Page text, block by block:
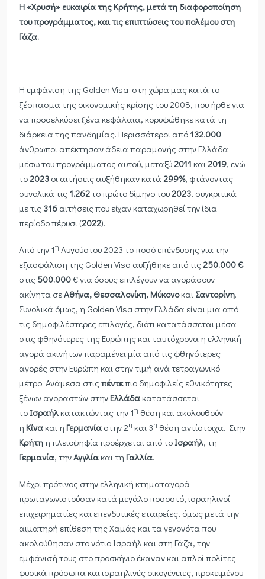
Η«Χρυσή» ευκαιρία της Κρήτης, μετά τη διαφοροποίηση
του προγράμματος, και τις επιπτώσεις του πολέμου στη
Γάζα.
Η εμφάνιση της Golden Visa στη χώρα μας κατά το
ξέσπασμα της οικονομικής κρίσης του 2008, που ήρθε για
να προσελκύσει ξένα κεφάλαια, κορυφώθηκε κατά τη
διάρκεια της πανδημίας. Περισσότεροι από 132.000
άνθρωποι απέκτησαν άδεια παραμονής στην Ελλάδα
μέσω του προγράμματος αυτού, μεταξύ2011 και2019, ενώ
το2023 οι αιτήσεις αυξήθηκαν κατά299%, φτάνοντας
συνολικά τις 1.262το πρώτο δίμηνο του2023, συγκριτικά
με τις 316 αιτήσεις που είχαν καταχωρηθεί την ίδια
περίοδο πέρυσι (2022).
Από την 1η Αυγούστου 2023 το ποσό επένδυσης για την
εξασφάλιση της Golden Visa αυξήθηκε από τις250.000 €
στις 500.000€ για όσους επιλέγουν να αγοράσουν
ακίνητα σεΑθήνα, Θεσσαλονίκη, Μύκονοκαι Σαντορίνη.
Συνολικά όμως, η Golden Visa στην Ελλάδα είναι μια από
τις δημοφιλέστερες επιλογές, διότι κατατάσσεται μέσα
στις φθηνότερες της Ευρώπης και ταυτόχρονα η ελληνική
αγορά ακινήτων παραμένει μία από τις φθηνότερες
αγορές στην Ευρώπη και στην τιμή ανά τετραγωνικό
μέτρο. Ανάμεσα στιςπέντεπιο δημοφιλείς εθνικότητες
ξένων αγοραστών στην Ελλάδα κατατάσσεται
το Ισραήλ κατακτώντας την 1η θέση και ακολουθούν
η Κίνα και η Γερμανία στην 2η και 3η θέση αντίστοιχα. Στην
Κρήτηη πλειοψηφία προέρχεται από το Ισραήλ, τη
Γερμανία, τηνΑγγλία και τη Γαλλία.
Μέχρι πρότινος στην ελληνική κτηματαγορά
πρωταγωνιστούσαν κατά μεγάλο ποσοστό, ισραηλινοί
επιχειρηματίες και επενδυτικές εταιρείες, όμως μετά την
αιματηρή επίθεση της Χαμάς και τα γεγονότα που
ακολούθησαν στο νότιο Ισραήλ και στη Γάζα, την
εμφάνισή τους στο προσκήνιο έκαναν και απλοί πολίτες –
φυσικά πρόσωπα και ισραηλινές οικογένειες, προκειμένου